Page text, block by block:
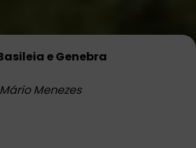
e Genebra
Menezes